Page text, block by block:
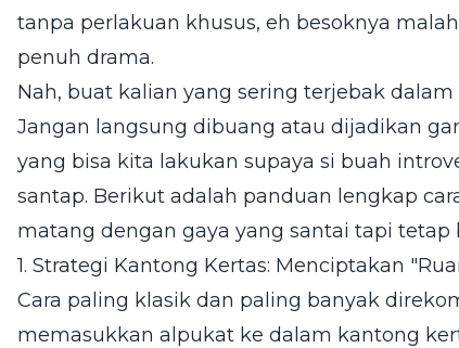
tanpa perlakuan khusus, eh besoknya
penuh drama.
Nah, buat kalian yang sering terjebak
Jangan langsung dibuang atau dijadikan
yang bisa kita lakukan supaya si buah
santap. Berikut adalah panduan lengkap
matang dengan gaya yang santai tapi tetap
1. Strategi Kantong Kertas: Menciptakan
Cara paling klasik dan paling banyak
memasukkan alpukat ke dalam kantong